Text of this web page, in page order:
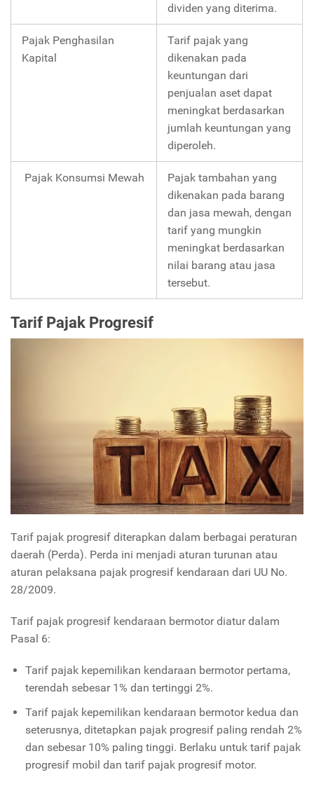
dividen yang diterima.
Pajak Penghasilan
Kapital
Tarif pajak yang
dikenakan pada
keuntungan dari
penjualan aset dapat
meningkat berdasarkan
jumlah keuntungan yang
diperoleh.
Pajak Konsumsi Mewah
Pajak tambahan yang
dikenakan pada barang
dan jasa mewah, dengan
tarif yang mungkin
meningkat berdasarkan
nilai barang atau jasa
tersebut.
Tarif Pajak Progresif
Tarif pajak progresif diterapkan dalam berbagai peraturan
daerah (Perda). Perda ini menjadi aturan turunan atau
aturan pelaksana pajak progresif kendaraan dari UU No.
28/2009.
Tarif pajak progresif kendaraan bermotor diatur dalam
Pasal 6:
Tarif pajak kepemilikan kendaraan bermotor pertama,
terendah sebesar 1% dan tertinggi 2%.
Tarif pajak kepemilikan kendaraan bermotor kedua dan
seterusnya, ditetapkan pajak progresif paling rendah 2%
dan sebesar 10% paling tinggi. Berlaku untuk tarif pajak
progresif mobil dan tarif pajak progresif motor.